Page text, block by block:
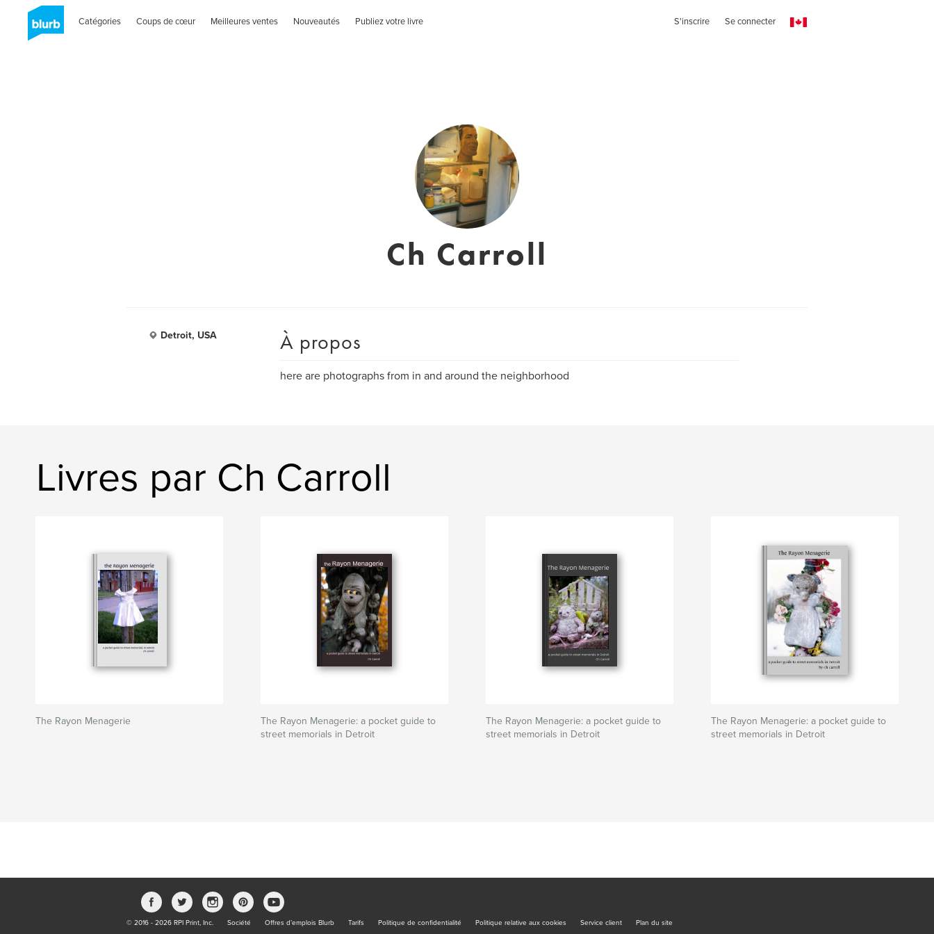
Catégories Coups de cœur Meilleures ventes Nouveautés Publiez votre livre S'inscrire Se connecter
Ch Carroll
Detroit, USA À propos
here are photographs from in and around the neighborhood
Livres par Ch Carroll
The Rayon Menagerie
The Rayon Menagerie: a pocket guide to
street memorials in Detroit
The Rayon Menagerie: a pocket guide to
street memorials in Detroit
The Rayon Menagerie: a pocket guide to
street memorials in Detroit
© 2016 - 2026 RPI Print, Inc. Société Offres d’emplois Blurb Tarifs Politique de confidentialité Politique relative aux cookies Service client Plan du site